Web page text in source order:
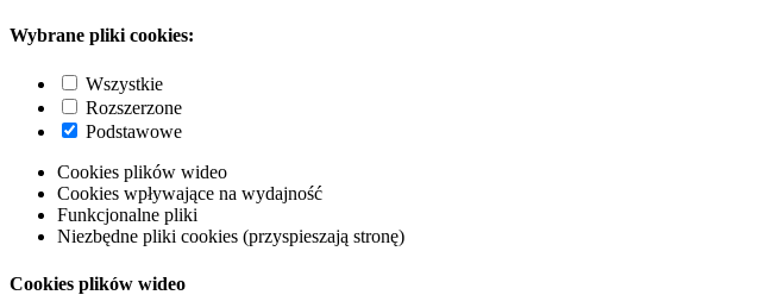
Wybrane pliki cookies:
Wszystkie
Rozszerzone
Podstawowe
Cookies plików wideo
Cookies wpływające na wydajność
Funkcjonalne pliki
Niezbędne pliki cookies (przyspieszają stronę)
Cookies plików wideo